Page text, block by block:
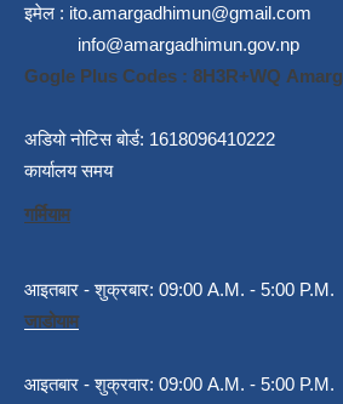
इमेल : ito.amargadhimun@gmail.com
info@amargadhimun.gov.np
Gogle Plus Codes : 8H3R+WQ
अडियो नोटिस बोर्ड: 1618096410222
कार्यालय समय
गर्मियाम
आइतबार - शुक्रबार: 09:00 A.M. - 5:00 P.M.
जाडोयाम
आइतबार - शुक्रवार: 09:00 A.M. - 5:00 P.M.